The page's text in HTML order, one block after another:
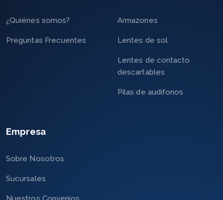
¿Quiénes somos?
Preguntas Frecuentes
Armazones
Lentes de sol
Lentes de contacto
descartables
Pilas de audifonos
Empresa
Sobre Nosotros
Sucursales